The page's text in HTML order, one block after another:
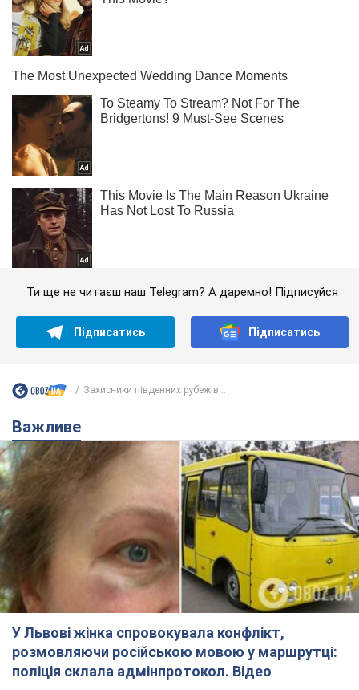
Ти ще не читаєш наш Telegram? А даремно! Підписуйся
Підписатись Підписатись
Захисники південних рубежів...
Важливе
У Львові жінка спровокувала конфлікт,
розмовляючи російською мовою у маршрутці:
поліція склала адмінпротокол. Відео